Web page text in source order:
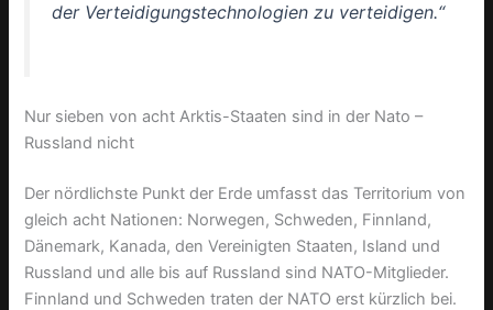
der Verteidigungstechnologien zu verteidigen.“
Nur sieben von acht Arktis-Staaten sind in der Nato –
Russland nicht
Der nördlichste Punkt der Erde umfasst das Territorium von
gleich acht Nationen: Norwegen, Schweden, Finnland,
Dänemark, Kanada, den Vereinigten Staaten, Island und
Russland und alle bis auf Russland sind NATO-Mitglieder.
Finnland und Schweden traten der NATO erst kürzlich bei.